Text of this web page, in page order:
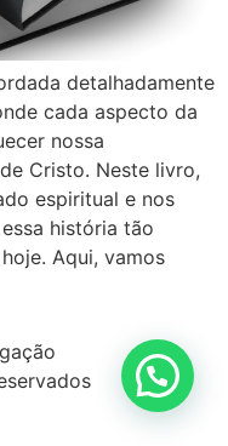
detalhadamente
cada aspecto da
nossa
Cristo. Neste livro,
espiritual e nos
história tão
Aqui, vamos